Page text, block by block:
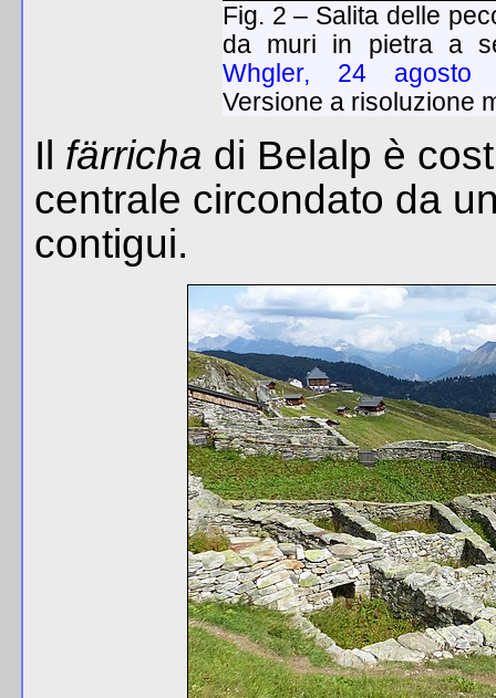
Fig. 2 – Salita delle
da muri in pietra a
Whgler, 24 agosto
Versione a risoluzione
Il färricha di Belalp è
centrale circondato da
contigui.